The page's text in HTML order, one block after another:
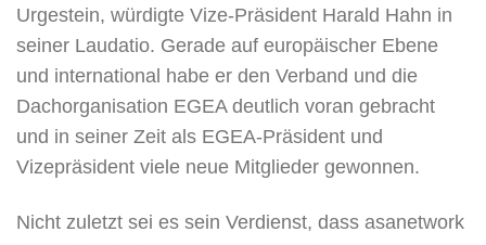
Urgestein, würdigte Vize-Präsident Harald Hahn in
seiner Laudatio. Gerade auf europäischer Ebene
und international habe er den Verband und die
Dachorganisation EGEA deutlich voran gebracht
und in seiner Zeit als EGEA-Präsident und
Vizepräsident viele neue Mitglieder gewonnen.
Nicht zuletzt sei es sein Verdienst, dass asanetwork